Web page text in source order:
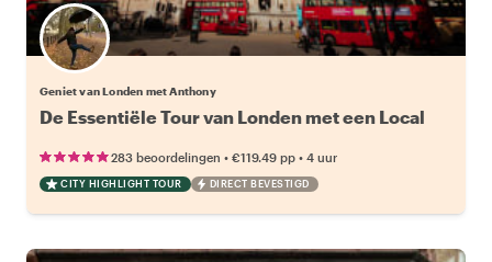
Geniet van Londen met Anthony
De Essentiële Tour van Londen met een Local
283 beoordelingen • €119.49 pp • 4 uur
CITY HIGHLIGHT TOUR DIRECT BEVESTIGD